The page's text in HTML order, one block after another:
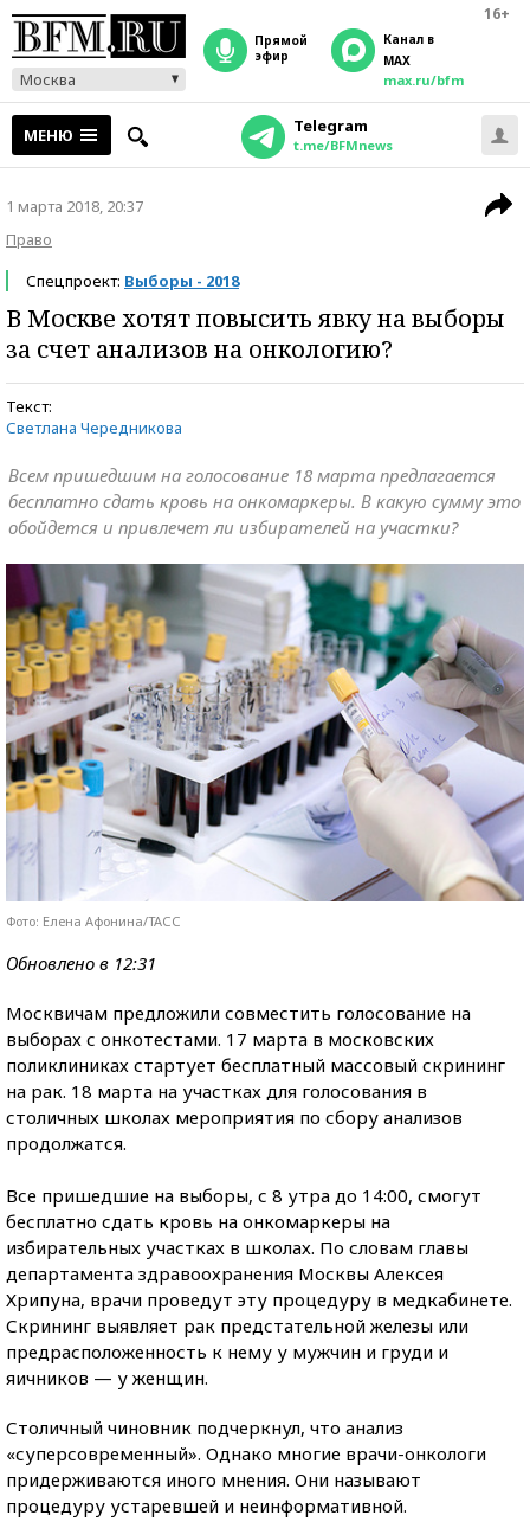
16+
Москва
прямой
эфир
Канал в
MAX
max.ru/bfm
МЕНЮ Telegram
t.me/BFMnews
1 марта 2018, 20:37
Право
Спецпроект: Выборы - 2018
В Москве хотят повысить явку на выборы
за счет анализов на онкологию?
Текст:
Светлана Чередникова
Всем пришедшим на голосование 18 марта предлагается
бесплатно сдать кровь на онкомаркеры. В какую сумму это
обойдется и привлечет ли избирателей на участки?
Фото: Елена Афонина/ТАСС
Обновлено в 12:31
Москвичам предложили совместить голосование на
выборах с онкотестами. 17 марта в московских
поликлиниках стартует бесплатный массовый скрининг
на рак. 18 марта на участках для голосования в
столичных школах мероприятия по сбору анализов
продолжатся.
Все пришедшие на выборы, с 8 утра до 14:00, смогут
бесплатно сдать кровь на онкомаркеры на
избирательных участках в школах. По словам главы
департамента здравоохранения Москвы Алексея
Хрипуна, врачи проведут эту процедуру в медкабинете.
Скрининг выявляет рак предстательной железы или
предрасположенность к нему у мужчин и груди и
яичников — у женщин.
Столичный чиновник подчеркнул, что анализ
«суперсовременный». Однако многие врачи-онкологи
придерживаются иного мнения. Они называют
процедуру устаревшей и неинформативной.